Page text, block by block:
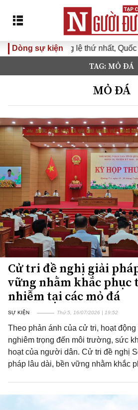
Dòng sự kiện
nhất, Quốc hội khóa XVI Đưa
TAG: MỎ ĐÁ
MỎ ĐÁ
Cử tri đề nghị giải
vững nhằm khắc phục
nhiễm tại các mỏ đá
SỰ KIỆN Thứ 5, 16/07/2026 | 19:52
Theo phản ánh của cử tri, hoạt
nghiêm trọng đến môi trường, sức
hoạt của người dân. Cử tri đề nghị
pháp lâu dài, bền vững nhằm khắc